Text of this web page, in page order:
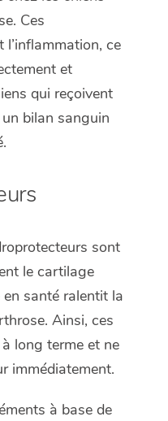
Ces
ce
et
qui reçoivent
bilan sanguin
sont
le cartilage
santé ralentit la
Ainsi, ces
long terme et ne
immédiatement.
à base de